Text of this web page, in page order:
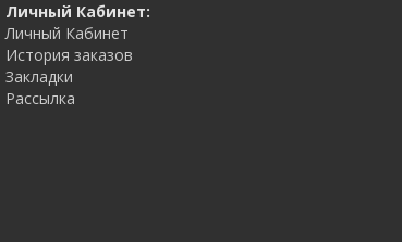
Личный Кабинет:
Личный Кабинет
История заказов
Закладки
Рассылка